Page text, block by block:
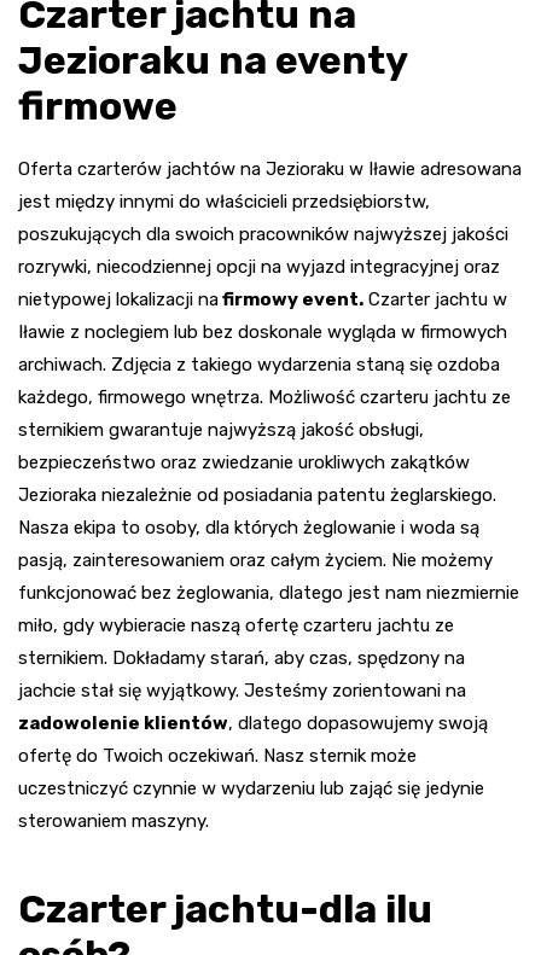
Czarter jachtu na
Jezioraku na eventy
firmowe
Oferta czarterów jachtów na Jezioraku w Iławie adresowana
jest między innymi do właścicieli przedsiębiorstw,
poszukujących dla swoich pracowników najwyższej jakości
rozrywki, niecodziennej opcji na wyjazd integracyjnej oraz
nietypowej lokalizacji nafirmowy event. Czarter jachtu w
Iławie z noclegiem lub bez doskonale wygląda w firmowych
archiwach. Zdjęcia z takiego wydarzenia staną się ozdoba
każdego, firmowego wnętrza. Możliwość czarteru jachtu ze
sternikiem gwarantuje najwyższą jakość obsługi,
bezpieczeństwo oraz zwiedzanie urokliwych zakątków
Jezioraka niezależnie od posiadania patentu żeglarskiego.
Nasza ekipa to osoby, dla których żeglowanie i woda są
pasją, zainteresowaniem oraz całym życiem. Nie możemy
funkcjonować bez żeglowania, dlatego jest nam niezmiernie
miło, gdy wybieracie naszą ofertę czarteru jachtu ze
sternikiem. Dokładamy starań, aby czas, spędzony na
jachcie stał się wyjątkowy. Jesteśmy zorientowani na
zadowolenie klientów, dlatego dopasowujemy swoją
ofertę do Twoich oczekiwań. Nasz sternik może
uczestniczyć czynnie w wydarzeniu lub zająć się jedynie
sterowaniem maszyny.
Czarter jachtu-dla ilu